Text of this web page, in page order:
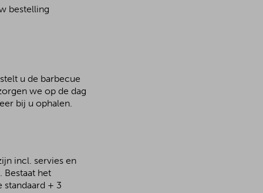
bestelling
u de barbecue
we op de dag
bij u ophalen.
incl. servies en
Bestaat het
+ 3